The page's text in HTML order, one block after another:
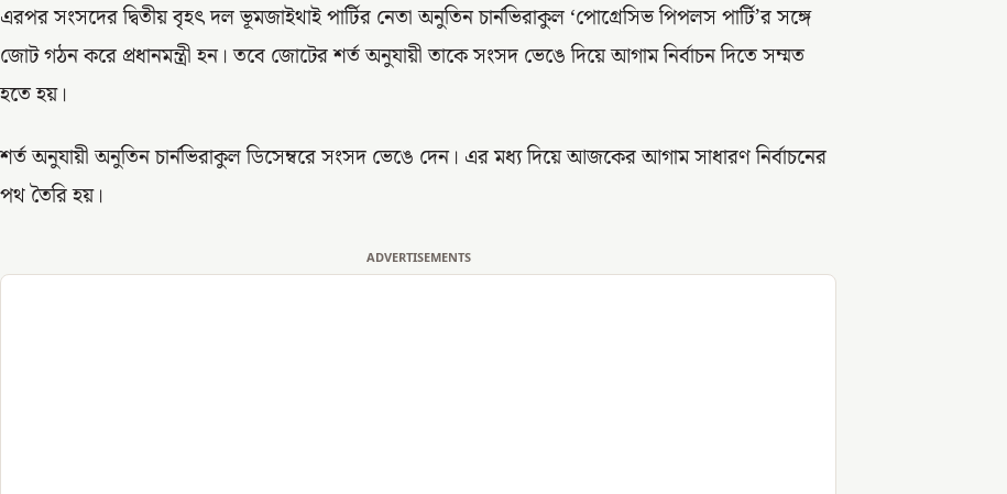
এরপর সংসদের দ্বিতীয় বৃহৎ দল ভূমজাইথাই পার্টির নেতা অনুতিন চার্নভিরাকুল ‘পোগ্রেসিভ পিপলস পার্টি’র সঙ্গে
জোট গঠন করে প্রধানমন্ত্রী হন। তবে জোটের শর্ত অনুযায়ী তাকে সংসদ ভেঙে দিয়ে আগাম নির্বাচন দিতে সম্মত
হতে হয়।
শর্ত অনুযায়ী অনুতিন চার্নভিরাকুল ডিসেম্বরে সংসদ ভেঙে দেন। এর মধ্য দিয়ে আজকের আগাম সাধারণ নির্বাচনের
পথ তৈরি হয়।
ADVERTISEMENTS